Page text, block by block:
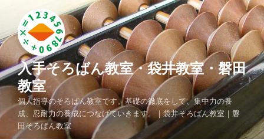
テ
ン
ツ
へ
ス
ッ
入手そろばん教室・袋井教室・磐田
教室
個人指導のそろばん教室です。基礎の徹底をして、集中力の養
成、忍耐力の養成につなげていきます。｜袋井そろばん教室｜磐
田そろばん教室